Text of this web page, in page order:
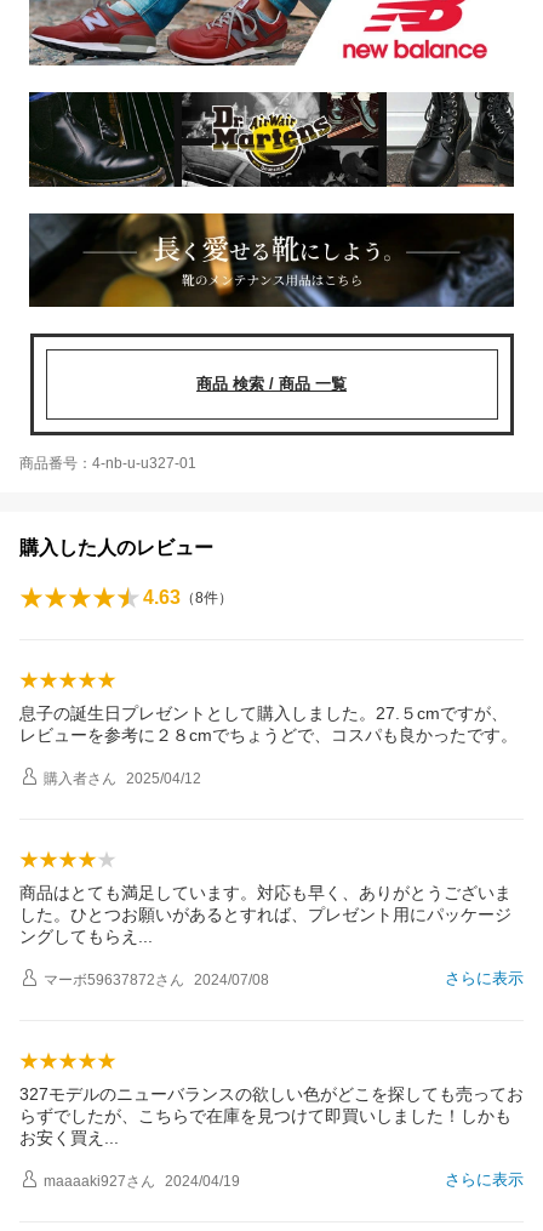
商品 検索 / 商品 一覧
商品番号：4-nb-u-u327-01
購入した人のレビュー
4.63 （8件）
息子の誕生日プレゼントとして購入しました。27.５cmですが、
レビューを参考に２８cmでちょうどで、コスパも良かったです。
購入者さん 2025/04/12
商品はとても満足しています。対応も早く、ありがとうございま
した。ひとつお願いがあるとすれば、プレゼント用にパッケージ
ングしてもら え
さらに表示
マーボ59637872さん 2024/07/08
327モデルのニューバランスの欲しい色がどこを探しても売ってお
らずでしたが、こちらで在庫を見つけて即買いしました！しかも
お安く買え
さらに表示
maaaaki927さん 2024/04/19